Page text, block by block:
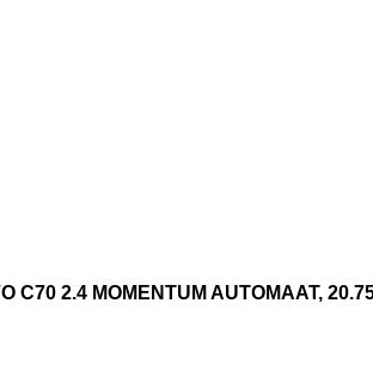
C70 2.4 MOMENTUM AUTOMAAT,